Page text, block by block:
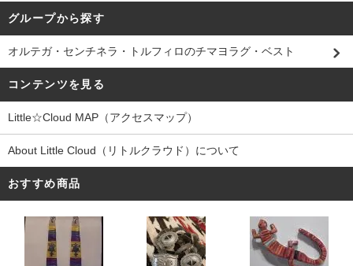
グループから探す
オルテガ・センチネラ・トルフィロのチマヨラグ・ベスト
コンテンツを見る
Little☆Cloud MAP（アクセスマップ）
About Little Cloud（リトルクラウド）について
おすすめ商品